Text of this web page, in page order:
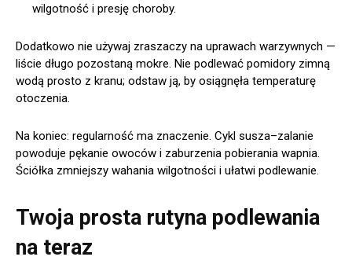
wilgotność i presję choroby.
Dodatkowo nie używaj zraszaczy na uprawach warzywnych —
liście długo pozostaną mokre. Nie podlewać pomidory zimną
wodą prosto z kranu; odstaw ją, by osiągnęła temperaturę
otoczenia.
Na koniec: regularność ma znaczenie. Cykl susza–zalanie
powoduje pękanie owoców i zaburzenia pobierania wapnia.
Ściółka zmniejszy wahania wilgotności i ułatwi podlewanie.
Twoja prosta rutyna podlewania
na teraz